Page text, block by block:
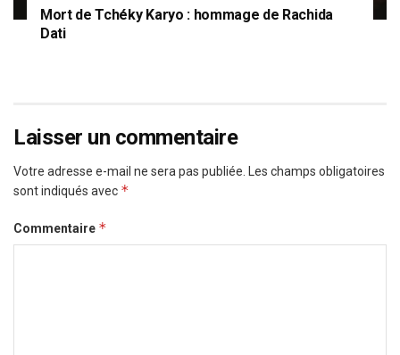
Mort de Tchéky Karyo : hommage de Rachida
Dati
Laisser un commentaire
Votre adresse e-mail ne sera pas publiée. Les champs obligatoires
sont indiqués avec *
Commentaire *